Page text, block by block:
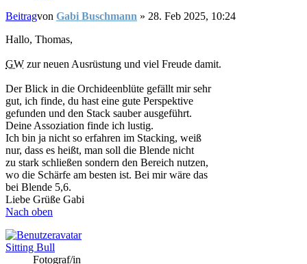
Beitragvon Gabi Buschmann » 28. Feb 2025, 10:24
Hallo, Thomas,
GW zur neuen Ausrüstung und viel Freude damit.
Der Blick in die Orchideenblüte gefällt mir sehr
gut, ich finde, du hast eine gute Perspektive
gefunden und den Stack sauber ausgeführt.
Deine Assoziation finde ich lustig.
Ich bin ja nicht so erfahren im Stacking, weiß
nur, dass es heißt, man soll die Blende nicht
zu stark schließen sondern den Bereich nutzen,
wo die Schärfe am besten ist. Bei mir wäre das
bei Blende 5,6.
Liebe Grüße Gabi
Nach oben
Sitting Bull
Fotograf/in